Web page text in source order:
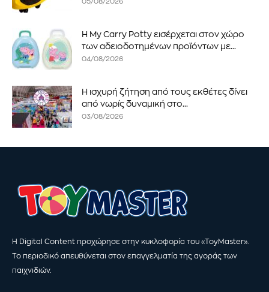
05/08/2026
Η My Carry Potty εισέρχεται στον χώρο
των αδειοδοτημένων προϊόντων με...
04/08/2026
Η ισχυρή ζήτηση από τους εκθέτες δίνει
από νωρίς δυναμική στο...
03/08/2026
Η Digital Content προχώρησε στην κυκλοφορία του «ToyMaster».
Το περιοδικό απευθύνεται στον επαγγελματία της αγοράς των
παιχνιδιών.